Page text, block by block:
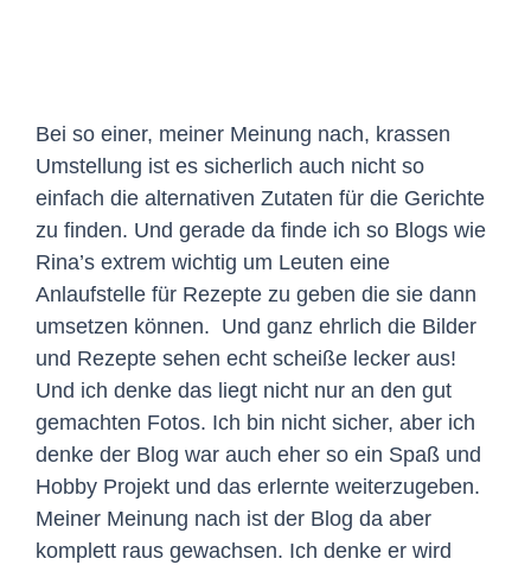
Bei so einer, meiner Meinung nach, krassen
Umstellung ist es sicherlich auch nicht so
einfach die alternativen Zutaten für die Gerichte
zu finden. Und gerade da finde ich so Blogs wie
Rina’s extrem wichtig um Leuten eine
Anlaufstelle für Rezepte zu geben die sie dann
umsetzen können. Und ganz ehrlich die Bilder
und Rezepte sehen echt scheiße lecker aus!
Und ich denke das liegt nicht nur an den gut
gemachten Fotos. Ich bin nicht sicher, aber ich
denke der Blog war auch eher so ein Spaß und
Hobby Projekt und das erlernte weiterzugeben.
Meiner Meinung nach ist der Blog da aber
komplett raus gewachsen. Ich denke er wird